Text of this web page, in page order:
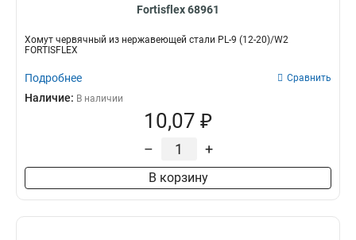
Fortisflex 68961
Хомут червячный из нержавеющей стали PL-9 (12-20)/W2
FORTISFLEX
Подробнее Сравнить
Наличие: В наличии
10,07 ₽
– +
В корзину